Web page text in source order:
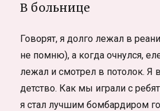
В больнице
Говорят, я долго лежал в
не помню), а когда очнулся,
лежал и смотрел в потолок. Я
детство. Как мы играли с
я стал лучшим бомбардиром